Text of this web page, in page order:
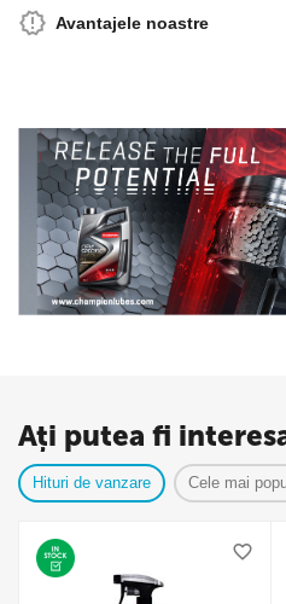
Avantajele noastre
Ați putea fi
Hituri de vanzare Cele mai